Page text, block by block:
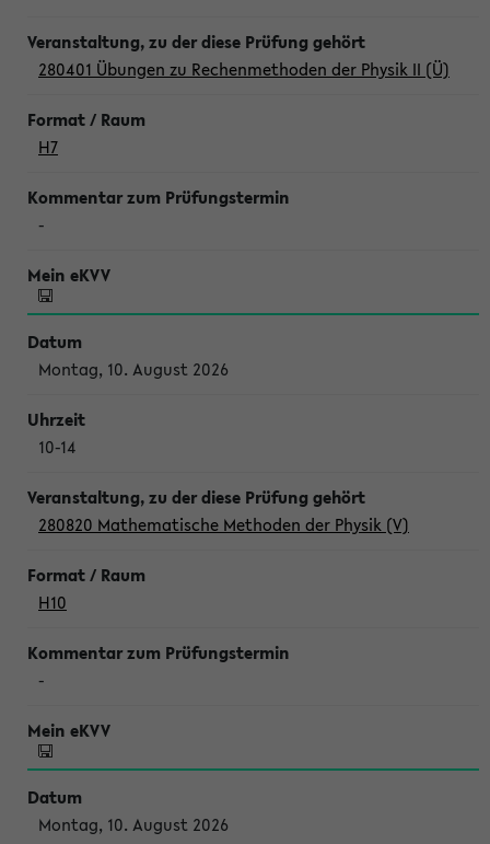
280401 Übungen zu Rechenmethoden der Physik II (Ü)
H7
-
Montag, 10. August 2026
10-14
280820 Mathematische Methoden der Physik (V)
H10
-
Montag, 10. August 2026